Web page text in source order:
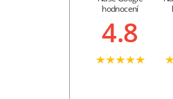
hodnocení
4.8